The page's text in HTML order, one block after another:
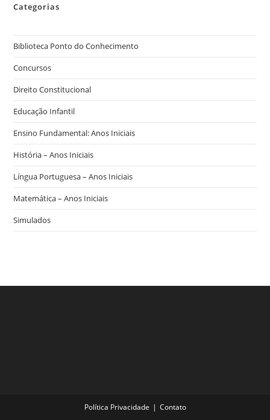
Categorias
Biblioteca Ponto do Conhecimento
Concursos
Direito Constitucional
Educação Infantil
Ensino Fundamental: Anos Iniciais
História – Anos Iniciais
Língua Portuguesa – Anos Iniciais
Matemática – Anos Iniciais
Simulados
Política Privacidade Contato